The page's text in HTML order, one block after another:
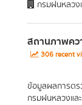
กรมฝนหลวง
สถานภาพคว
306 recent
ข้อมูลผลการต
กรมฝนหลวงแล